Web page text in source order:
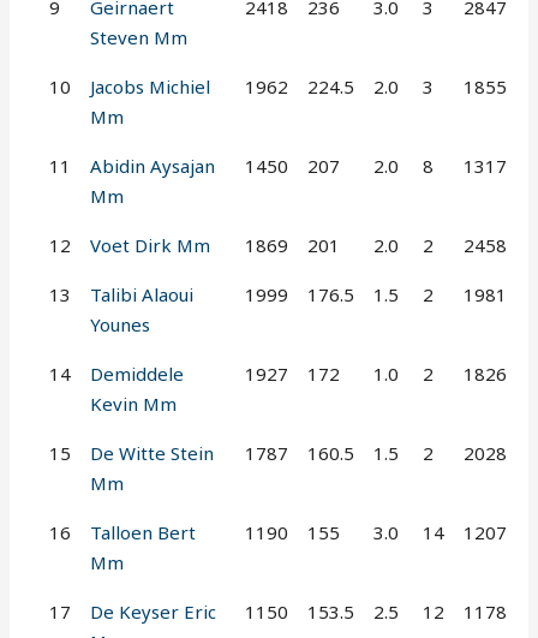
9
Geirnaert
Steven Mm
2418 236 3.0 3 2847
10
Jacobs Michiel
Mm
1962 224.5 2.0 3 1855
11
Abidin Aysajan
Mm
1450 207 2.0 8 1317
12 Voet Dirk Mm 1869 201 2.0 2 2458
13
Talibi Alaoui
Younes
1999 176.5 1.5 2 1981
14
Demiddele
Kevin Mm
1927 172 1.0 2 1826
15
De Witte Stein
Mm
1787 160.5 1.5 2 2028
16
Talloen Bert
Mm
1190 155 3.0 14 1207
17
De Keyser Eric
1150 153.5 2.5 12 1178